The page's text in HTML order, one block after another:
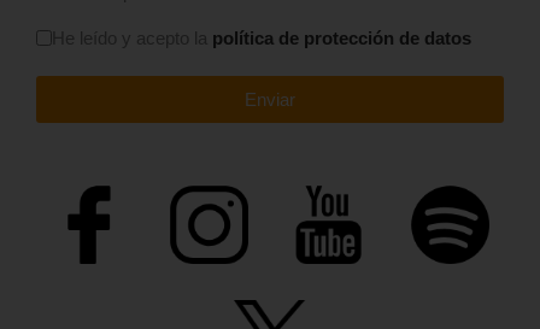
He leído y acepto la política de protección de datos
Enviar